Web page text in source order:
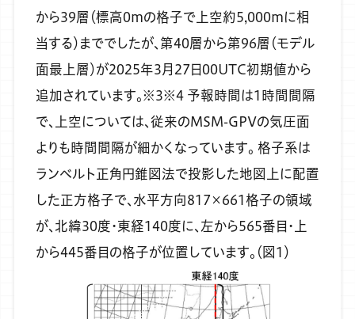
から39層（標高0mの格子で上空約5,000mに相
当する）まででしたが、第40層から第96層（モデル
面最上層）が2025年3月27日00UTC初期値から
追加されています。※3※4予報時間は1時間間隔
で、上空については、従来のMSM-GPVの気圧面
よりも時間間隔が細かくなっています。 格子系は
ランベルト正角円錐図法で投影した地図上に配置
した正方格子で、水平方向817×661格子の領域
が、北緯30度・東経140度に、左から565番目・上
から445番目の格子が位置しています。（図1）